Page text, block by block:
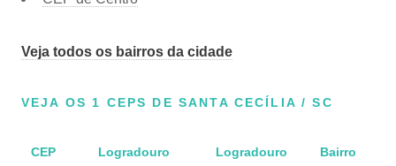
Veja todos os bairros da cidade
VEJA OS 1 CEPS DE SANTA CECÍLIA / SC
CEP
Logradouro
Logradouro Bairro